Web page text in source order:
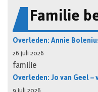
Familie
Overleden: Annie
26 juli 2026
familie
Overleden: Jo van Geel –
9 juli 2026